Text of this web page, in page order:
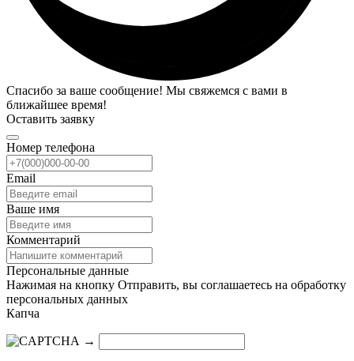
Спасибо за ваше сообщение! Мы свяжемся с вами в
ближайшее время!
Оставить заявку
Номер телефона
Email
Ваше имя
Комментарий
Персональные данные
Нажимая на кнопку Отправить, вы соглашаетесь на обработку
персональных данных
Капча
→